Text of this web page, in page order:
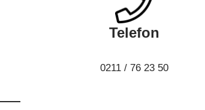
Telefon
0211 / 76 23 50